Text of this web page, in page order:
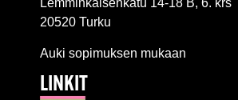
Lemminkäisenkatu 14-18 B, 6. krs
20520 Turku
Auki sopimuksen mukaan
LINKIT